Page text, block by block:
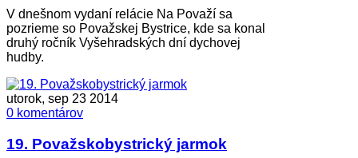
V dnešnom vydaní relácie Na Považí sa
pozrieme so Považskej Bystrice, kde sa konal
druhý ročník Vyšehradských dní dychovej
hudby.
utorok, sep 23 2014
0 komentárov
19. Považskobystrický jarmok